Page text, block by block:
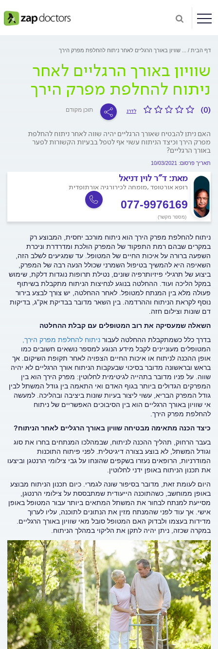
דף הבית שוויון באורך הרגליים לאחר ניתוח להחלפת מפרק הירך
שוויון באורך הרגליים לאחר
ניתוח להחלפת מפרק הירך
(0) לדרג תוכן מקודם
האם ניתן להבטיח שאורך הרגליים יהיה שווה לאחר ניתוח להחלפת
מפרק הירך וכיצד הניתוח עשוי אף לטפל בבעיות הקשורות לפער
באורך הרגליים?
תאריך פרסום: 10/03/2021
מאת: ד"ר לוין דניאל
רופא אורטופד ,מומחה לכירורגיה אורתופדית
077-9976169
(מספר מקשר)
ניתוח להחלפת מפרק הירך הוא ניתוח מורכב יחסית, המבוצע רק
במקרים שבהם רמת התפקוד של המפרק הולכת ומדרדרת וניכרת
השפעה ברורה על איכות החיים של המטופל. עד שמגיעים לשלב הזה,
השאיפה היא להמשיך בטיפול השמרני שכולל הנעה רבה של המפרק,
ביצוע של תרגילי פיזיותרפיה שונים, נטילת תרופות נוגדות דלקת, שימוש
במקל הליכה ועוד. ההחלטה בנוגע לנחיצות הניתוח מתקבלת בשיתוף
פעולה מלא בין המנתח למטופל. לאחר ההחלטה, יש צורך לבצע בירור
נוסף לקראת הניתוח וההרדמה. בין השאר מדובר בבדיקת אק"ג, בדיקות
דם שונות וצילום חזה.
השאלה שמעסיקה את רוב המטופלים עם קבלת ההחלטה
בדרך כלל כשמתקבלת ההחלטה לעבור ניתוח להחלפת מפרק הירך,
המטופלים מעוניינים לקבל מידע הנוגע למספר נושאים חשובים כמו
אופן ההכנה לניתוח או איכות החיים הצפויה לאחר תקופת השיקום. אך
בראש ובראשונה מדובר בסיכוי שבעקבות הניתוח אורך הרגליים לא יהיה
שווה. על פניו מדובר בתהייה לגיטימית לחלוטין: מפרק הירך הוא בין
המפרקים הגדולים ביותר בגוף האדם ואי התאמה בין גודל המשתל לבין
גודל המפרק הבריא, עשוי ליצור בעיות שונות ביציבה ובהליכה. למעשה
אי שוויון באורך הרגליים הוא בין הסיבוכים האפשריים של ניתוח
להחלפת מפרק הירך.
כיצד הכנה מתאימה מבטיחה שוויון באורך הרגליים לאחר הניתוח?
בעבר הרחוק, תהליך ההכנה לניתוח, שבמהלכו המנתחים בחרו את סוג
וגודל המשתל, לא בוצע בצורה דיגיטלית. לפני פיתוח התוכנות
המודרניות, הרופאים נעזרו בשקפים שהונחו על גבי צילומי הרנטגן וביצעו
את תכנון הניתוח באופן ידני לחלוטין.
היום לעומת זאת, מדובר בסיפור שונה לגמרי. כיום תכנון הניתוח מבוצע
באופן ממוחשב, כשהתוכנה הייעודית שמתבססת על צילומי הרנטגן,
מסייעת למנתח לבחור את המשתל המתאים ביותר עבור המטופל באופן
אישי. אך עוד לפני שהמנתח מזין את הנתונים לתוכנה, עליו לערוך
מדידות בעצמו ולבדוק האם המטופל סובל מאי שוויון באורך הרגליים.
במקרה שכזה, ניתן יהיה לתקן את הליקוי במהלך הניתוח.